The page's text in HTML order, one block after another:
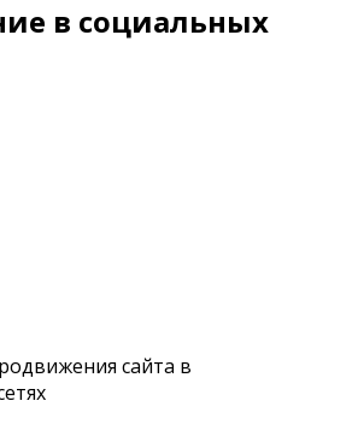
в социальных
сайта в